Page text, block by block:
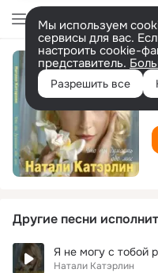
Мы используем
сервисы для вас.
настроить cookie-
представитель.
Разрешить все
Другие песни
Я не могу с тобой
Натали Катэрлин